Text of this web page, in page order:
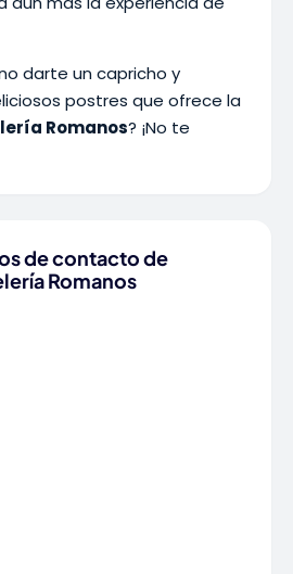
darte un capricho y
postres que ofrece la
Romanos? ¡No te
de contacto de
Romanos